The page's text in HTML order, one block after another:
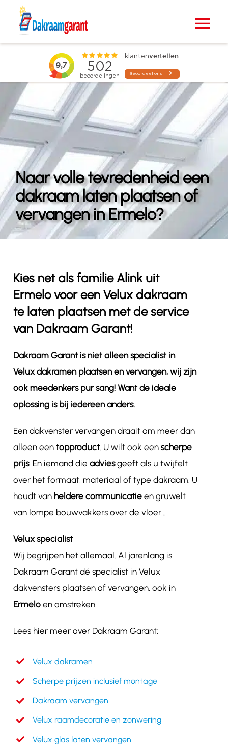
VELUX dakramen
Raamdecoratie
Zonwering
Projecten
Blogs
Naar volle tevredenheid een
dakraam laten plaatsen of
vervangen in Ermelo?
Kies net als familie Alink uit
Ermelo voor een Velux dakraam
te laten plaatsen met de service
van Dakraam Garant!
Dakraam Garant is niet alleen specialist in
Velux dakramen plaatsen en vervangen, wij zijn
ook meedenkers pur sang! Want de ideale
oplossing is bij iedereen anders.
Een dakvenster vervangen draait om meer dan
alleen een topproduct. U wilt ook een scherpe
prijs. En iemand die adviesgeeft als u twijfelt
over het formaat, materiaal of type dakraam. U
houdt van heldere communicatieen gruwelt
van lompe bouwvakkers over de vloer…
Velux specialist
Wij begrijpen het allemaal. Al jarenlang is
Dakraam Garant dé specialist in Velux
dakvensters plaatsen of vervangen, ook in
Ermelo en omstreken.
Lees hier meer over Dakraam Garant:
Velux dakramen
Scherpe prijzen inclusief montage
Dakraam vervangen
Velux raamdecoratie en zonwering
Velux glas laten vervangen